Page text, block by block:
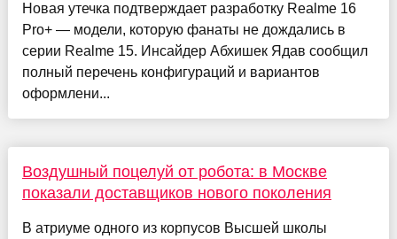
Новая утечка подтверждает разработку Realme 16
Pro+ — модели, которую фанаты не дождались в
серии Realme 15. Инсайдер Абхишек Ядав сообщил
полный перечень конфигураций и вариантов
оформлени...
Воздушный поцелуй от робота: в Москве
показали доставщиков нового поколения
В атриуме одного из корпусов Высшей школы